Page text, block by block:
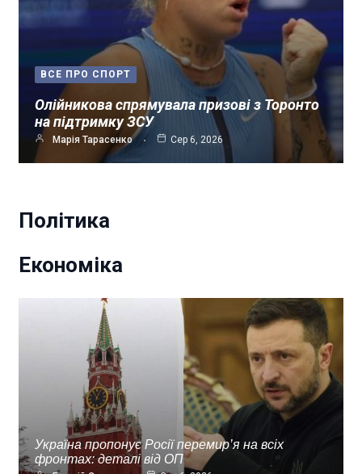
ВСЕ ПРО СПОРТ
Олійникова спрямувала призові з Торонто
на підтримку ЗСУ
Марія Тарасенко Сер 6, 2026
Політика
Економіка
Україна пропонує Росії перемир’я на всіх
фронтах: деталі від ОП